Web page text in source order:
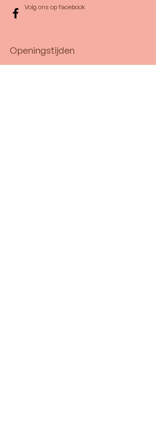
Volg ons op facebook
Openingstijden
Enkel op afspraak